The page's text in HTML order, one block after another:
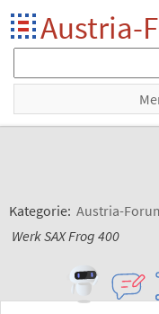
Austria-
Kategorie: Austria-
Werk SAX Frog 400